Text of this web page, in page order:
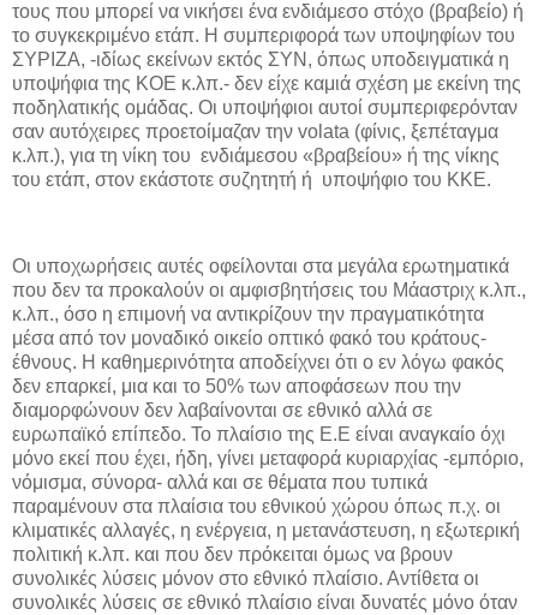
τους που μπορεί να νικήσει ένα ενδιάμεσο στόχο (βραβείο) ή
το συγκεκριμένο ετάπ. Η συμπεριφορά των υποψηφίων του
ΣΥΡΙΖΑ, -ιδίως εκείνων εκτός ΣΥΝ, όπως υποδειγματικά η
υποψήφια της ΚΟΕ κ.λπ.- δεν είχε καμιά σχέση με εκείνη της
ποδηλατικής ομάδας. Οι υποψήφιοι αυτοί συμπεριφερόνταν
σαν αυτόχειρες προετοίμαζαν την volata (φίνις, ξεπέταγμα
κ.λπ.), για τη νίκη του ενδιάμεσου «βραβείου» ή της νίκης
του ετάπ, στον εκάστοτε συζητητή ή υποψήφιο του ΚΚΕ.
Οι υποχωρήσεις αυτές οφείλονται στα μεγάλα ερωτηματικά
που δεν τα προκαλούν οι αμφισβητήσεις του Μάαστριχ κ.λπ.,
κ.λπ., όσο η επιμονή να αντικρίζουν την πραγματικότητα
μέσα από τον μοναδικό οικείο οπτικό φακό του κράτους-
έθνους. Η καθημερινότητα αποδείχνει ότι ο εν λόγω φακός
δεν επαρκεί, μια και το 50% των αποφάσεων που την
διαμορφώνουν δεν λαβαίνονται σε εθνικό αλλά σε
ευρωπαϊκό επίπεδο. Το πλαίσιο της Ε.Ε είναι αναγκαίο όχι
μόνο εκεί που έχει, ήδη, γίνει μεταφορά κυριαρχίας -εμπόριο,
νόμισμα, σύνορα- αλλά και σε θέματα που τυπικά
παραμένουν στα πλαίσια του εθνικού χώρου όπως π.χ. οι
κλιματικές αλλαγές, η ενέργεια, η μετανάστευση, η εξωτερική
πολιτική κ.λπ. και που δεν πρόκειται όμως να βρουν
συνολικές λύσεις μόνον στο εθνικό πλαίσιο. Αντίθετα οι
συνολικές λύσεις σε εθνικό πλαίσιο είναι δυνατές μόνο όταν